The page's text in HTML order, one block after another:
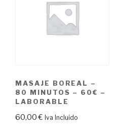
MASAJE BOREAL –
80 MINUTOS – 60€ –
LABORABLE
60,00€ Iva Incluido